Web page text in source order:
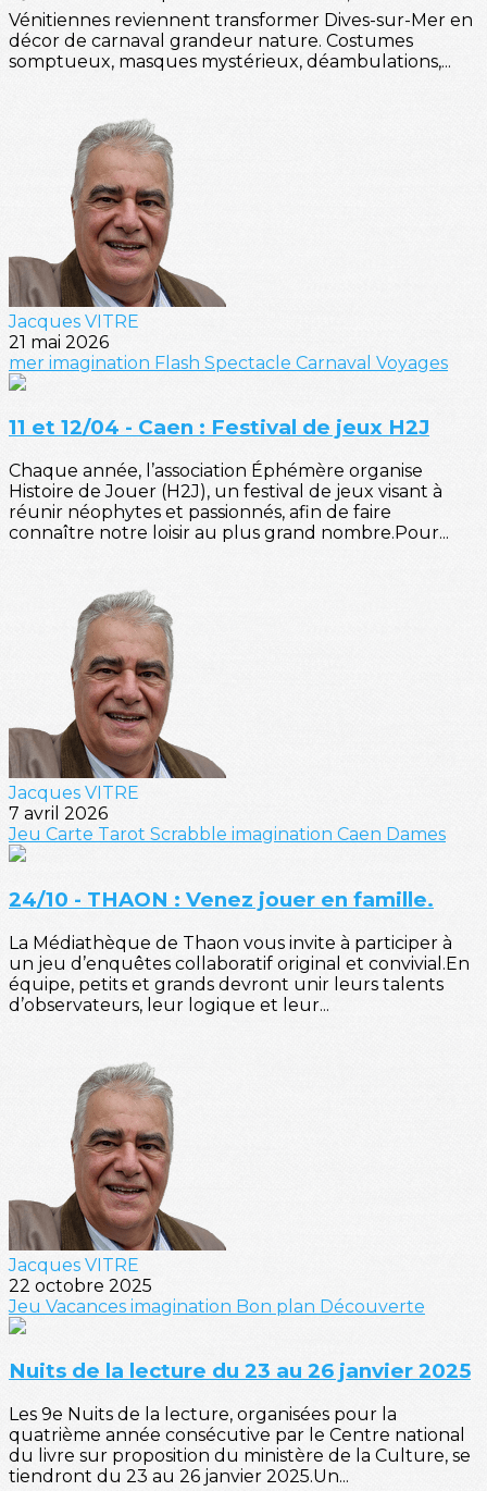
Vénitiennes reviennent transformer Dives-sur-Mer en
décor de carnaval grandeur nature. Costumes
somptueux, masques mystérieux, déambulations,...
Jacques VITRE
21 mai 2026
mer imagination Flash Spectacle Carnaval Voyages
11 et 12/04 - Caen : Festival de jeux H2J
Chaque année, l’association Éphémère organise
Histoire de Jouer (H2J), un festival de jeux visant à
réunir néophytes et passionnés, afin de faire
connaître notre loisir au plus grand nombre.Pour...
Jacques VITRE
7 avril 2026
Jeu Carte Tarot Scrabble imagination Caen Dames
24/10 - THAON : Venez jouer en famille.
La Médiathèque de Thaon vous invite à participer à
un jeu d’enquêtes collaboratif original et convivial.En
équipe, petits et grands devront unir leurs talents
d’observateurs, leur logique et leur...
Jacques VITRE
22 octobre 2025
Jeu Vacances imagination Bon plan Découverte
Nuits de la lecture du 23 au 26 janvier 2025
Les 9e Nuits de la lecture, organisées pour la
quatrième année consécutive par le Centre national
du livre sur proposition du ministère de la Culture, se
tiendront du 23 au 26 janvier 2025.Un...